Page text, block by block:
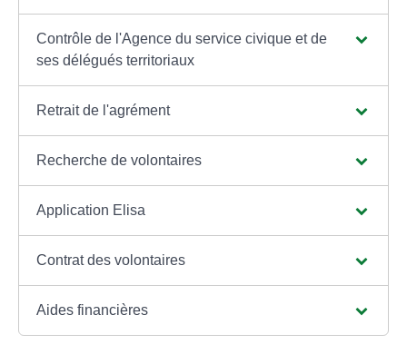
Contrôle de l'Agence du service civique et de
ses délégués territoriaux
Retrait de l'agrément
Recherche de volontaires
Application Elisa
Contrat des volontaires
Aides financières